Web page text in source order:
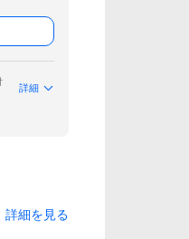
詳細
詳細を見る